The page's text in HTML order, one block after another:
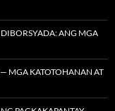
ANG MGA
MGA KATOTOHANAN AT